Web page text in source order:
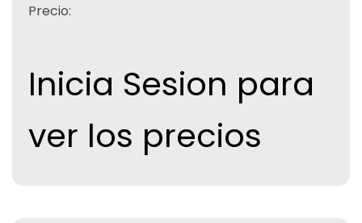
Precio:
Inicia Sesion para
ver los precios